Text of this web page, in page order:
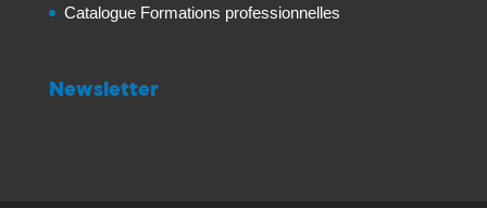
Catalogue Formations professionnelles
Newsletter